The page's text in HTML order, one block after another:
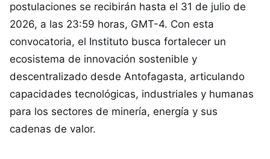
postulaciones se recibirán hasta el 31 de julio de
2026, a las 23:59 horas, GMT-4. Con esta
convocatoria, el Instituto busca fortalecer un
ecosistema de innovación sostenible y
descentralizado desde Antofagasta, articulando
capacidades tecnológicas, industriales y humanas
para los sectores de minería, energía y sus
cadenas de valor.